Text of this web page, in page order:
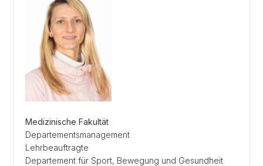
Medizinische Fakultät
Departementsmanagement
Lehrbeauftragte
Departement für Sport, Bewegung und Gesundheit